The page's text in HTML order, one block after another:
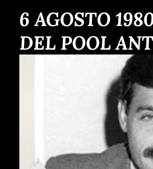
s
t
6 AGOSTO
DEL POOL